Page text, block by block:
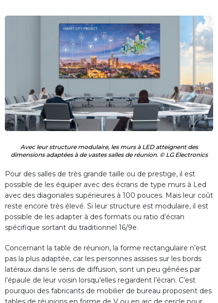
Avec leur structure modulaire, les murs à LED atteignent des
dimensions adaptées à de vastes salles de réunion. © LG Electronics
Pour des salles de très grande taille ou de prestige, il est
possible de les équiper avec des écrans de type murs à Led
avec des diagonales supérieures à 100 pouces. Mais leur coût
reste encore très élevé. Si leur structure est modulaire, il est
possible de les adapter à des formats ou ratio d’écran
spécifique sortant du traditionnel 16/9e.
Concernant la table de réunion, la forme rectangulaire n’est
pas la plus adaptée, car les personnes assises sur les bords
latéraux dans le sens de diffusion, sont un peu gênées par
l’épaule de leur voisin lorsqu’elles regardent l’écran. C’est
pourquoi des fabricants de mobilier de bureau proposent des